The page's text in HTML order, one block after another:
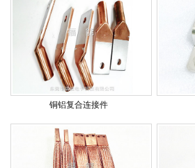
铜铝复合连接件